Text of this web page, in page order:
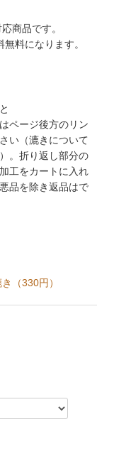
商品です。
料になります。
ページ後方のリン
い（漉きについて
。折り返し部分の
工をカートに入れ
品を除き返品はで
（330円）